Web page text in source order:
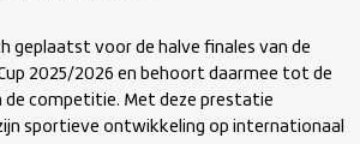
geplaatst voor de halve finales van de
2025/2026 en behoort daarmee tot de
de competitie. Met deze prestatie
sportieve ontwikkeling op internationaal